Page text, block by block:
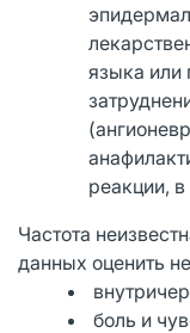
языка или
реакции,
Частота
данных оценить
боль и